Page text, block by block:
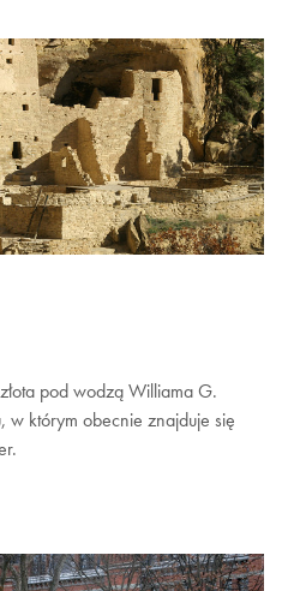
pod wodzą Williama G.
w którym obecnie znajduje się